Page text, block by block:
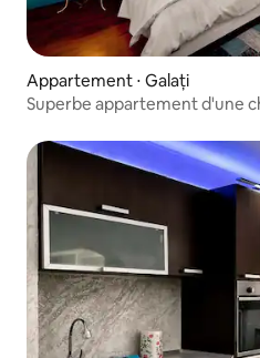
Appartement ⋅ Galați
Superbe appartement d'une